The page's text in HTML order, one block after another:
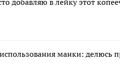
манки: